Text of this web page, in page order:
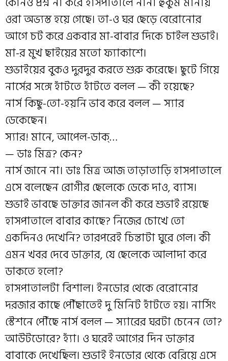
ওরা অভ্যস্ত হয়ে গেছে। তা-ও ঘর ছেড়ে বেরোনোর
আগে চট করে একবার মা-বাবার দিকে চাইল শুভাই।
মা-র মুখ ছাইয়ের মতো ফ্যাকাশে।
শুভাইয়ের বুকও দুরদুর করতে শুরু করেছে। ছুটে গিয়ে
নার্সের সঙ্গে হাঁটতে হাঁটতে বলল — কী হয়েছে?
নার্স কিছু-তো-হয়নি ভাব করে বলল — স্যার
ডেকেছেন।
স্যার! মানে, আপেল-ডাক্‌…
— ডাঃ মিত্র? কেন?
নার্স জানে না। ডাঃ মিত্র আজ তাড়াতাড়ি হাসপাতালে
এসে বলেছেন রোগীর ছেলেকে ডেকে দাও, ব্যাস।
শুভাই ভাবছে ডাক্তার জানল কী করে শুভাই রয়েছে
হাসপাতালে বাবার কাছে? নিজের চোখে তো
একদিনও দেখেনি? তারপরেই চিন্তাটা ঘুরে গেল। কী
এমন খবর দেবে ডাক্তার, যে ছেলেকে আলাদা করে
ডাকতে হলো?
হাসপাতালটা বিশাল। ইনডোর থেকে বেরোনোর
দরজার কাছে পৌঁছাতেই দু মিনিট হাঁটতে হয়। নার্সিং
স্টেশনে পৌঁছে নার্স বলল — স্যারের ঘরটা চেনেন তো?
আউটডোরে? হ্যাঁ। ও ঘরেই আগের দিন ডাক্তার
বাবাকে দেখেছিল। শুভাই ইনডোর থেকে বেরিয়ে এসে